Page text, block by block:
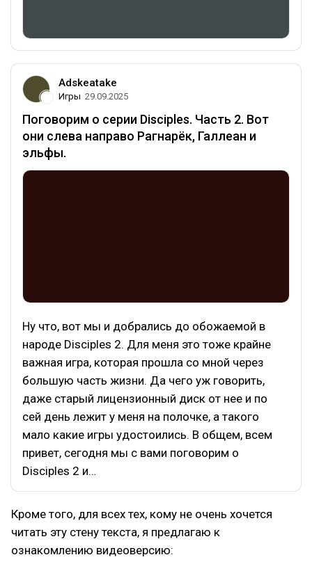
Adskeatake
Игры 29.09.2025
Поговорим о серии Disciples. Часть 2. Вот
они слева направо Рагнарёк, Галлеан и
эльфы.
Ну что, вот мы и добрались до обожаемой в
народе Disciples 2. Для меня это тоже крайне
важная игра, которая прошла со мной через
большую часть жизни. Да чего уж говорить,
даже старый лицензионный диск от нее и по
сей день лежит у меня на полочке, а такого
мало какие игры удостоились. В общем, всем
привет, сегодня мы с вами поговорим о
Disciples 2 и…
Кроме того, для всех тех, кому не очень хочется
читать эту стену текста, я предлагаю к
ознакомлению видеоверсию: